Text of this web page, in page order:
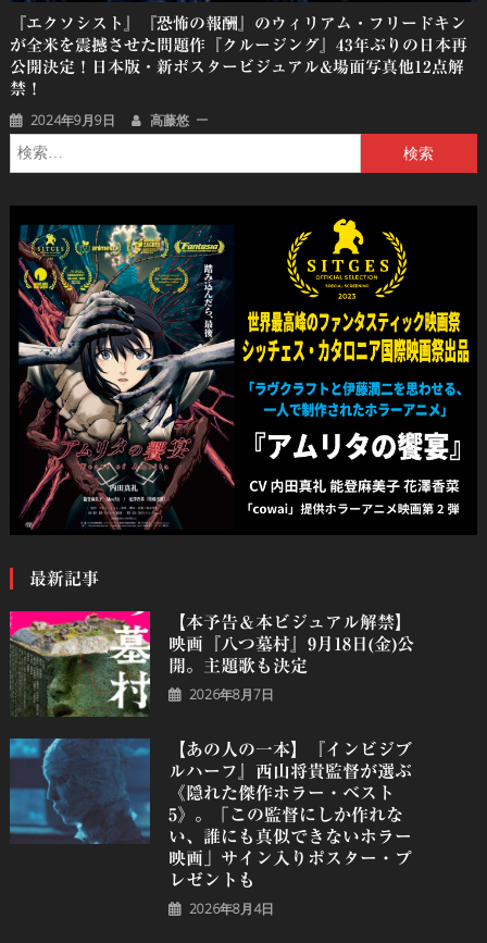
『エクソシスト』『恐怖の報酬』のウィリアム・フリードキン
が全米を震撼させた問題作『クルージング』43年ぶりの日本再
公開決定！日本版・新ポスタービジュアル&場面写真他12点解
禁！
2024年9月9日 高藤悠
索:
最新記事
【本予告＆本ビジュアル解禁】
映画『八つ墓村』9月18日(金)公
開。主題歌も決定
2026年8月7日
【あの人の一本】『インビジブ
ルハーフ』⻄⼭将貴監督が選ぶ
《隠れた傑作ホラー・ベスト
5》。「この監督にしか作れな
い、誰にも真似できないホラー
映画」サイン入りポスター・プ
レゼントも
2026年8月4日